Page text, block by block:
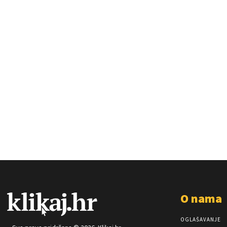
O nama
OGLAŠAVANJE